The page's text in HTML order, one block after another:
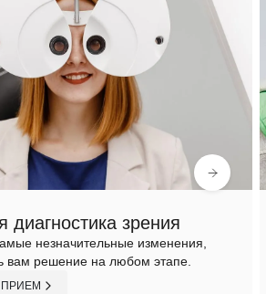
диагностика зрения
незначительные изменения,
вам решение на любом этапе.